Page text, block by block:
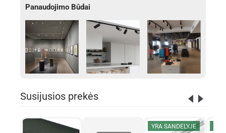
Panaudojimo Būdai
Susijusios prekės
YRA SANDELYJE